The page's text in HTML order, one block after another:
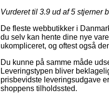
Vurderet til 3.9 ud af 5 stjerner
De fleste webbutikker i
du selv kan hente dine nye
ukompliceret, og oftest også
Du kunne på samme måde
Leveringstypen bliver
prisbevidste leveringsudgave
shoppens tilholdssted.